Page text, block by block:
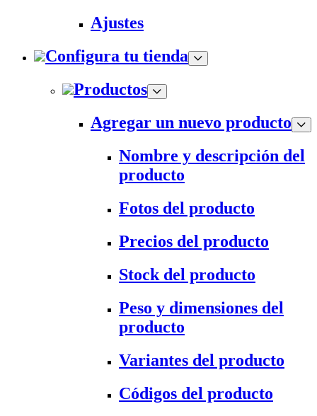
Ajustes
Configura tu tienda
Productos
Agregar un nuevo producto
Nombre y descripción del
producto
Fotos del producto
Precios del producto
Stock del producto
Peso y dimensiones del
producto
Variantes del producto
Códigos del producto